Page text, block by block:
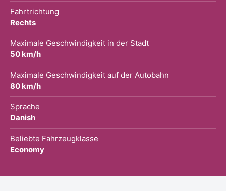
Fahrtrichtung
Rechts
Maximale Geschwindigkeit in der Stadt
50 km/h
Maximale Geschwindigkeit auf der Autobahn
80 km/h
Sprache
Danish
Beliebte Fahrzeugklasse
Economy